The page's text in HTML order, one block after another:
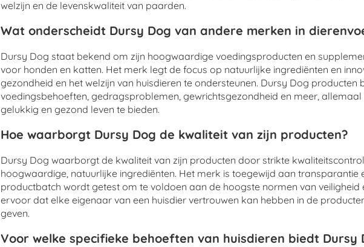
welzijn en de levenskwaliteit van paarden.
Wat onderscheidt Dursy Dog van andere merken in
Dursy Dog staat bekend om zijn hoogwaardige voedingsproducten en
voor honden en katten. Het merk legt de focus op natuurlijke ingrediënten en
gezondheid en het welzijn van huisdieren te ondersteunen. Dursy Dog producten
voedingsbehoeften, gedragsproblemen, gewrichtsgezondheid en meer,
gelukkig en gezond leven te bieden.
Hoe waarborgt Dursy Dog de kwaliteit van zijn producten?
Dursy Dog waarborgt de kwaliteit van zijn producten door strikte
hoogwaardige, natuurlijke ingrediënten. Het merk is toegewijd aan transparantie
productbatch wordt getest om te voldoen aan de hoogste normen van veiligheid
ervoor dat elke eigenaar van een huisdier vertrouwen kan hebben in de
geven.
Voor welke specifieke behoeften van huisdieren biedt Dursy